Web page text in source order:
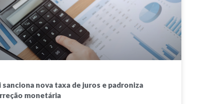
sanciona nova taxa de juros e padroniza
monetária